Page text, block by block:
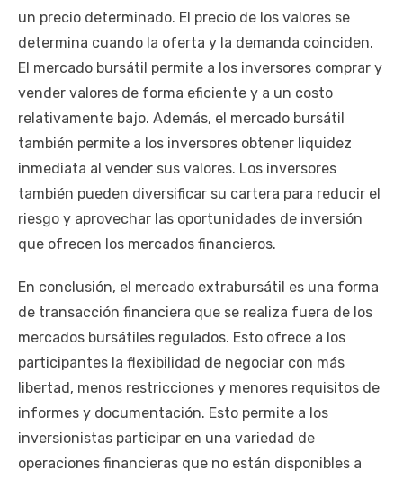
un precio determinado. El precio de los valores se
determina cuando la oferta y la demanda coinciden.
El mercado bursátil permite a los inversores comprar y
vender valores de forma eficiente y a un costo
relativamente bajo. Además, el mercado bursátil
también permite a los inversores obtener liquidez
inmediata al vender sus valores. Los inversores
también pueden diversificar su cartera para reducir el
riesgo y aprovechar las oportunidades de inversión
que ofrecen los mercados financieros.
En conclusión, el mercado extrabursátil es una forma
de transacción financiera que se realiza fuera de los
mercados bursátiles regulados. Esto ofrece a los
participantes la flexibilidad de negociar con más
libertad, menos restricciones y menores requisitos de
informes y documentación. Esto permite a los
inversionistas participar en una variedad de
operaciones financieras que no están disponibles a